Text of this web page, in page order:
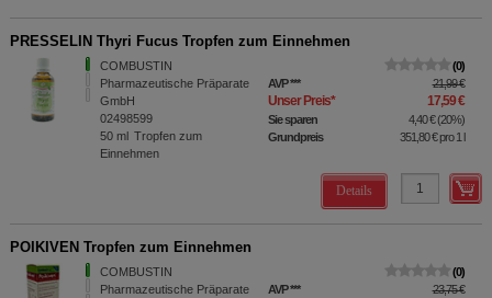
PRESSELIN Thyri Fucus Tropfen zum Einnehmen
COMBUSTIN
Pharmazeutische Präparate
GmbH
02498599
50 ml Tropfen zum
Einnehmen
0
AVP*** 21,99 €
Unser Preis* 17,59 €
Sie sparen 4,40 €(20%)
Grundpreis
351,80 €pro 1 l
Details
POIKIVEN Tropfen zum Einnehmen
COMBUSTIN
Pharmazeutische Präparate
0
AVP*** 23,75 €